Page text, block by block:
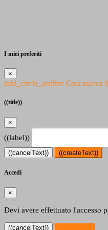
I miei preferiti
×
add_circle_outline Crea nuova
((title))
×
((label))
((cancelText)) ((createText))
Accedi
×
Devi avere effettuato l'accesso
((cancelText))